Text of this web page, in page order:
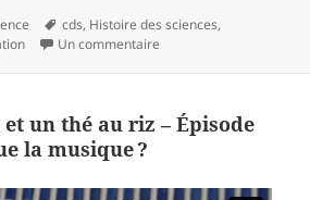
Mots-
clés
cds, Histoire des sciences,
Un commentaire
un thé au riz – Épisode
la musique ?